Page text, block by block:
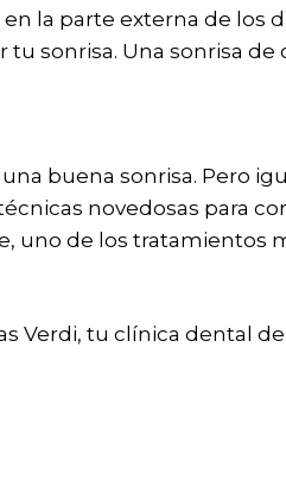
la parte externa de los
sonrisa. Una sonrisa de
buena sonrisa. Pero
novedosas para
uno de los tratamientos
Verdi, tu clínica dental